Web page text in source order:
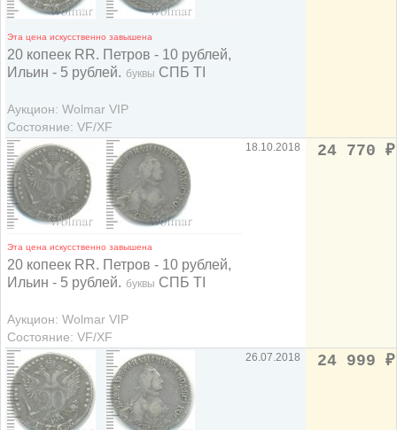
Эта цена искусственно завышена
20 копеек RR. Петров - 10 рублей,
Ильин - 5 рублей. буквы СПБ TI
Аукцион: Wolmar VIP
Состояние: VF/XF
Эта цена искусственно завышена
20 копеек RR. Петров - 10 рублей,
Ильин - 5 рублей. буквы СПБ TI
Аукцион: Wolmar VIP
Состояние: VF/XF
18.10.2018 24 770 ₽
26.07.2018 24 999 ₽